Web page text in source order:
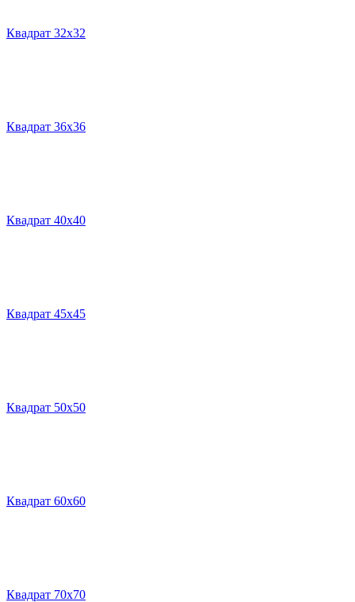
Квадрат 32х32
Квадрат 36х36
Квадрат 40х40
Квадрат 45х45
Квадрат 50х50
Квадрат 60х60
Квадрат 70х70